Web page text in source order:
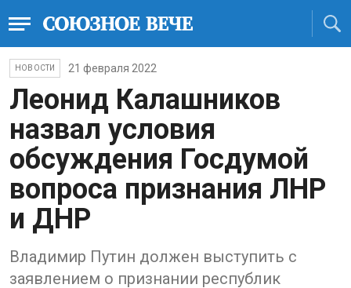
НОВОСТИ 21 февраля 2022
Леонид Калашников
назвал условия
обсуждения Госдумой
вопроса признания ЛНР
и ДНР
Владимир Путин должен выступить с
заявлением о признании республик